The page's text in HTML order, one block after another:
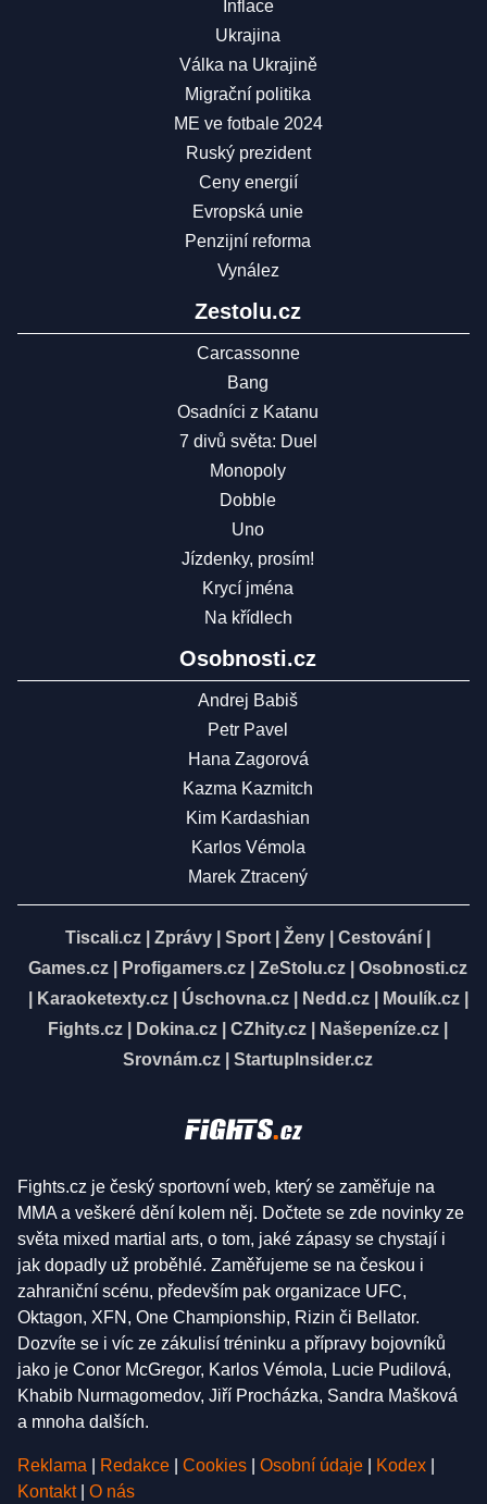
Inflace
Ukrajina
Válka na Ukrajině
Migrační politika
ME ve fotbale 2024
Ruský prezident
Ceny energií
Evropská unie
Penzijní reforma
Vynález
Zestolu.cz
Carcassonne
Bang
Osadníci z Katanu
7 divů světa: Duel
Monopoly
Dobble
Uno
Jízdenky, prosím!
Krycí jména
Na křídlech
Osobnosti.cz
Andrej Babiš
Petr Pavel
Hana Zagorová
Kazma Kazmitch
Kim Kardashian
Karlos Vémola
Marek Ztracený
Tiscali.cz Zprávy Sport Ženy Cestování
Games.cz
Profigamers.cz ZeStolu.cz
Osobnosti.cz
Karaoketexty.cz| Úschovna.cz| Nedd.cz| Moulík.cz|
Fights.cz
Dokina.cz CZhity.cz Našepeníze.cz
Srovnám.cz
StartupInsider.cz
Fights.cz je český sportovní web, který se zaměřuje na
MMA a veškeré dění kolem něj. Dočtete se zde novinky ze
světa mixed martial arts, o tom, jaké zápasy se chystají i
jak dopadly už proběhlé. Zaměřujeme se na českou i
zahraniční scénu, především pak organizace UFC,
Oktagon, XFN, One Championship, Rizin či Bellator.
Dozvíte se i víc ze zákulisí tréninku a přípravy bojovníků
jako je Conor McGregor, Karlos Vémola, Lucie Pudilová,
Khabib Nurmagomedov, Jiří Procházka, Sandra Mašková
a mnoha dalších.
Reklama Redakce Cookies Osobní údaje Kodex
Kontakt
O nás